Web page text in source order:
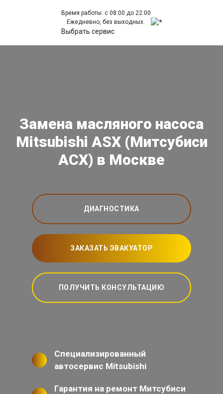
Время работы: с 08:00 до 22:00
Ежедневно, без выходных.
Выбрать сервис
Замена масляного насоса
Mitsubishi ASX (Митсубиси
АСХ) в Москве
ДИАГНОСТИКА
ЗАКАЗАТЬ ЭВАКУАТОР
ПОЛУЧИТЬ КОНСУЛЬТАЦИЮ
Специализированный
автосервис Mitsubishi
Гарантия на ремонт Митсубиси